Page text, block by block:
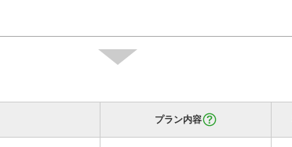
プラン内容